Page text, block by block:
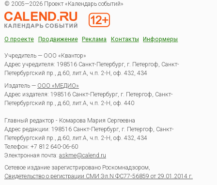
© 2005—2026 Проект «Календарь событий»
О проекте Продвижение Реклама Контакты Информеры
Учредитель — ООО «Квантор»
Адрес учредителя: 198516 Санкт-Петербург, г. Петергоф, Санкт-
Петербургский пр., д.60, лит.А, ч.п. 2-Н, оф. 432, 434
Издатель — ООО «МЕДИО»
Адрес издателя: 198516 Санкт-Петербург, г. Петергоф, Санкт-
Петербургский пр., д.60, лит.А, ч.п. 2-Н, оф. 440
Главный редактор - Комарова Мария Сергеевна
Адрес редакции: 198516 Санкт-Петербург, г. Петергоф, Санкт-
Петербургский пр., д.60, лит.А, ч.п. 2-Н, оф. 432, 434
Телефон: +7 812 640-06-60
Электронная почта: askme@calend.ru
Сетевое издание зарегистрировано Роскомнадзором,
Свидетельство о регистрации СМИ Эл.N ФС77-56859 от 29.01.2014 г.